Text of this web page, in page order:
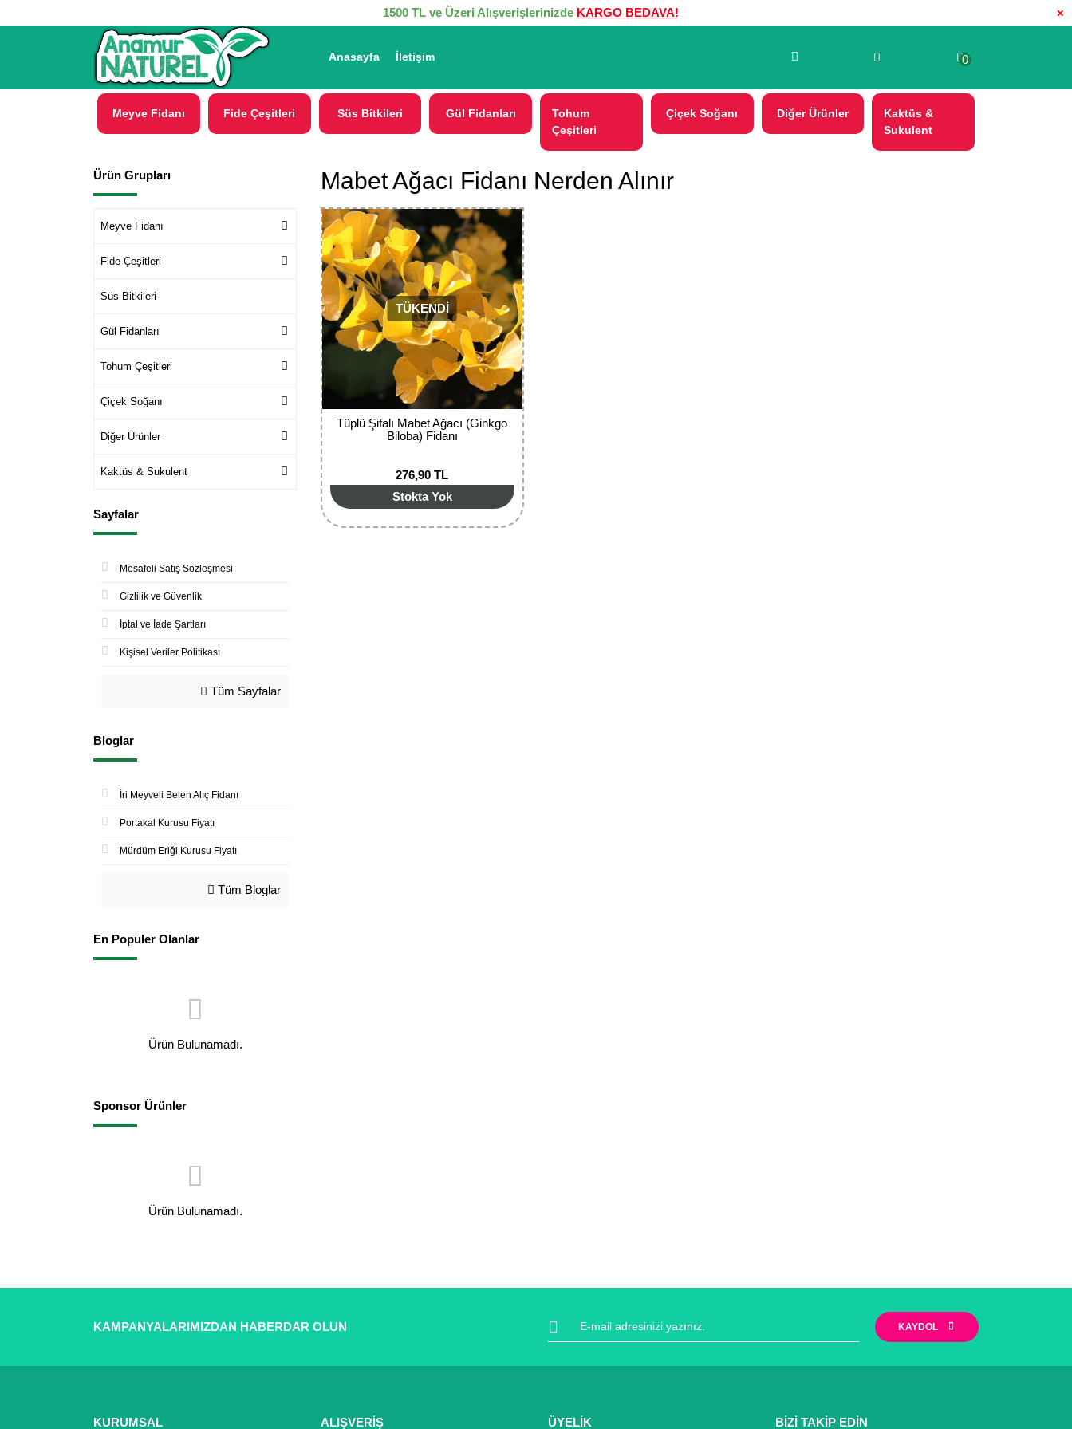
×
1500 TL ve Üzeri Alışverişlerinizde KARGO BEDAVA!
Anasayfa İletişim 0
Meyve Fidanı Fide Çeşitleri Süs Bitkileri Gül Fidanları
Tohum
Çeşitleri
Çiçek Soğanı Diğer Ürünler
Kaktüs &
Sukulent
Ürün Grupları
Meyve Fidanı
Fide Çeşitleri
Süs Bitkileri
Gül Fidanları
Tohum Çeşitleri
Çiçek Soğanı
Diğer Ürünler
Kaktüs & Sukulent
Sayfalar
Mesafeli Satış Sözleşmesi
Gizlilik ve Güvenlik
İptal ve İade Şartları
Kişisel Veriler Politikası
Tüm Sayfalar
Bloglar
İri Meyveli Belen Alıç Fidanı
Portakal Kurusu Fiyatı
Mürdüm Eriği Kurusu Fiyatı
Tüm Bloglar
En Populer Olanlar
Ürün Bulunamadı.
Sponsor Ürünler
Ürün Bulunamadı.
Mabet Ağacı Fidanı Nerden Alınır
TÜKENDİ
Tüplü Şifalı Mabet Ağacı (Ginkgo
Biloba)‏ Fidanı
276,90 TL
Stokta Yok
KAMPANYALARIMIZDAN HABERDAR OLUN KAYDOL
KURUMSAL ALIŞVERİŞ ÜYELİK BİZİ TAKİP EDİN